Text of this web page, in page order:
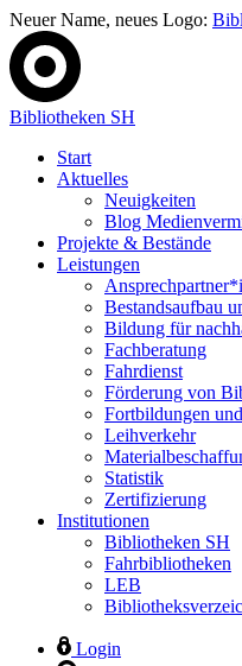
Neuer Name, neues Logo:
Bibliotheken SH
Start
Aktuelles
Neuigkeiten
Blog
Projekte & Bestände
Leistungen
Bestandsaufbau
Bildung für
Fachberatung
Fahrdienst
Förderung von
Fortbildungen
Leihverkehr
Statistik
Zertifizierung
Institutionen
Bibliotheken SH
Fahrbibliotheken
LEB
Login